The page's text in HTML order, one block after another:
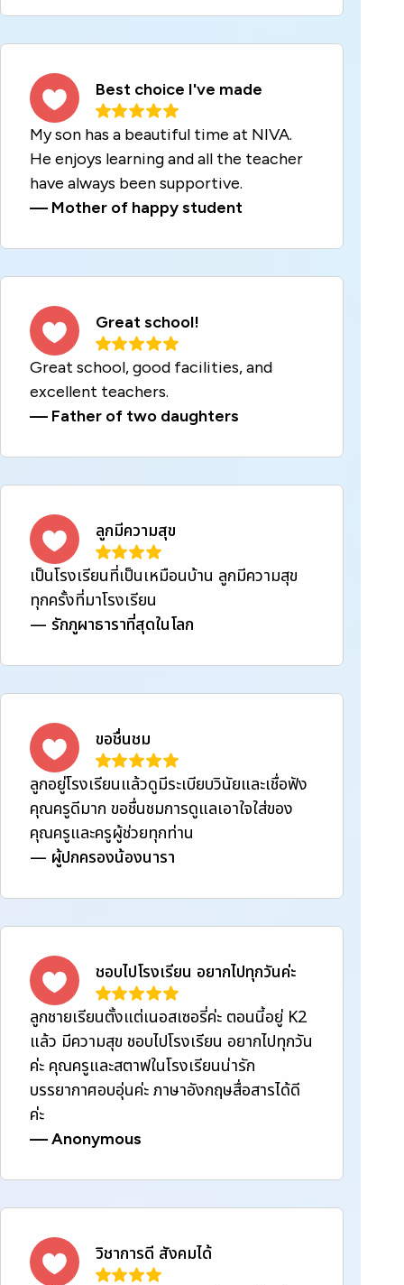
Best choice I've made
My son has a beautiful time at NIVA.
He enjoys learning and all the teacher
have always been supportive.
— Mother of happy student
Great school!
Great school, good facilities, and
excellent teachers.
— Father of two daughters
ลูกมีความสุข
เป็นโรงเรียนที่เป็นเหมือนบ้าน ลูกมีความสุข
ทุกครั้งที่มาโรงเรียน
— รักภูผาธาราที่สุดในโลก
ขอชื่นชม
ลูกอยู่โรงเรียนแล้วดูมีระเบียบวินัยและเชื่อฟัง
คุณครูดีมาก ขอชื่นชมการดูแลเอาใจใส่ของ
คุณครูและครูผู้ช่วยทุกท่าน
— ผู้ปกครองน้องนารา
ชอบไปโรงเรียน อยากไปทุกวันค่ะ
ลูกชายเรียนตั้งแต่เนอสเซอรี่ค่ะ ตอนนี้อยู่ K2
แล้ว มีความสุข ชอบไปโรงเรียน อยากไปทุกวัน
ค่ะ คุณครูและสตาฟในโรงเรียนน่ารัก
บรรยากาศอบอุ่นค่ะ ภาษาอังกฤษสื่อสารได้ดี
ค่ะ
—Anonymous
วิชาการดี สังคมได้